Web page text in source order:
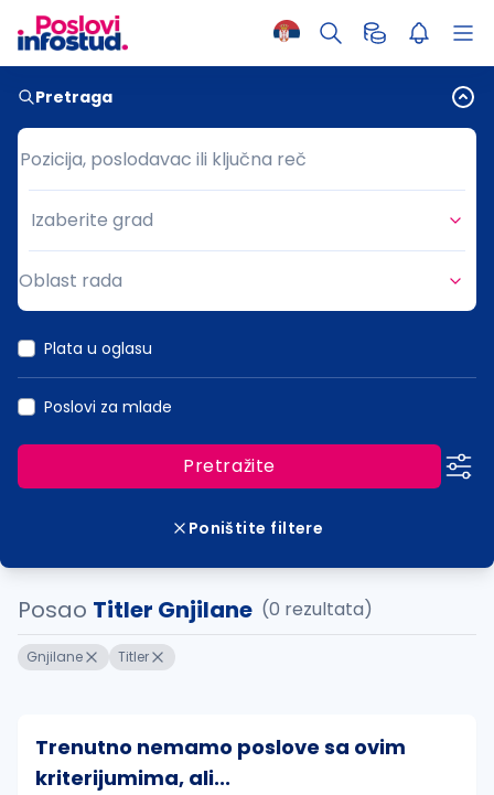
Pretraga
Pozicija, poslodavac ili ključna reč
Pozicija, poslodavac ili ključna reč
Grad
Izaberite grad
Oblast rada
Plata u oglasu
Poslovi za mlade
Pretražite
Poništite filtere
Posao Titler Gnjilane (0 rezultata)
Gnjilane Titler
Trenutno nemamo poslove sa ovim
kriterijumima, ali...